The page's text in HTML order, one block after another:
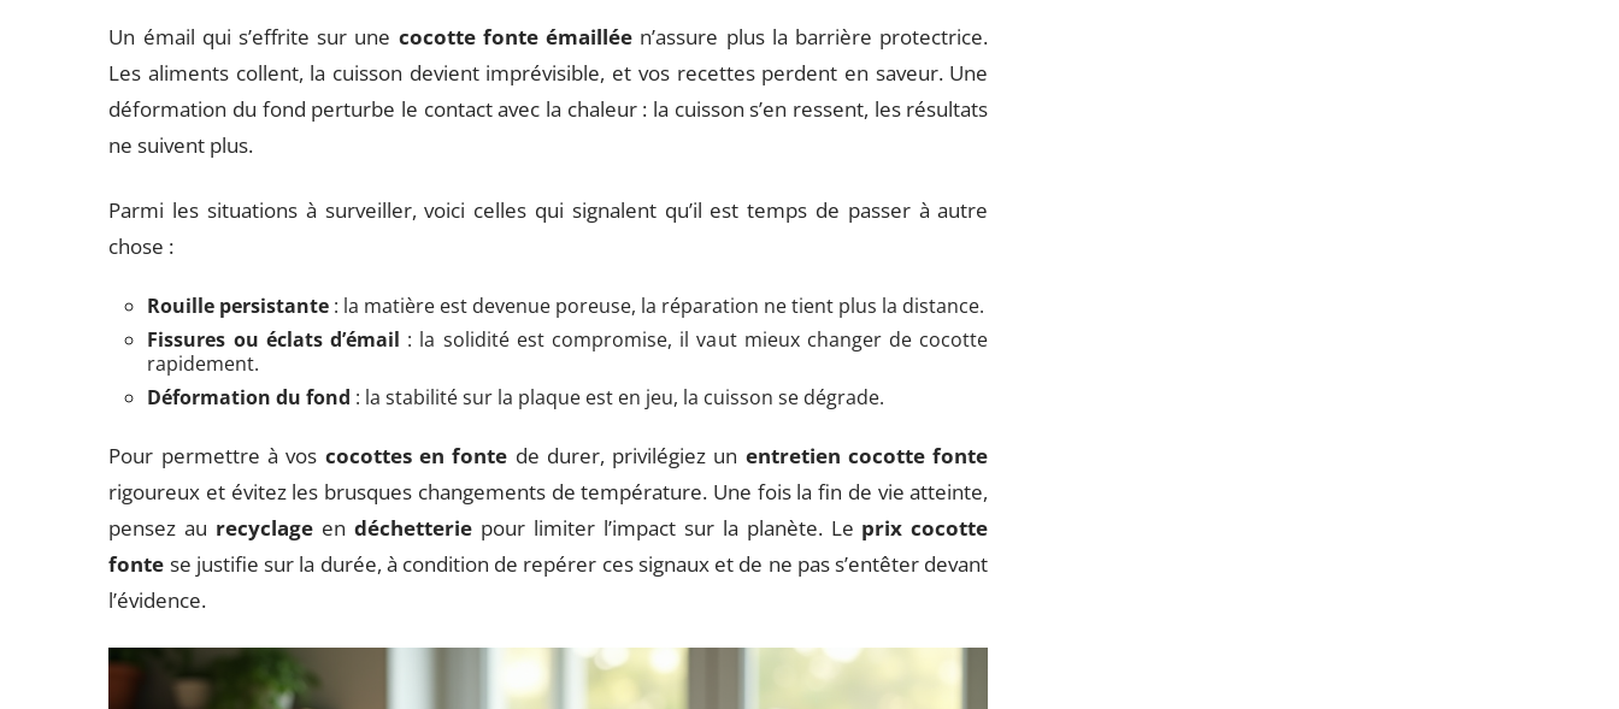
Un émail qui s’effrite sur une cocotte fonte émaillée n’assure plus la barrière protectrice.
Les aliments collent, la cuisson devient imprévisible, et vos recettes perdent en saveur. Une
déformation du fond perturbe le contact avec la chaleur : la cuisson s’en ressent, les résultats
ne suivent plus.
Parmi les situations à surveiller, voici celles qui signalent qu’il est temps de passer à autre
chose :
Rouille persistante : la matière est devenue poreuse, la réparation ne tient plus la distance.
Fissures ou éclats d’émail : la solidité est compromise, il vaut mieux changer de cocotte
rapidement.
Déformation du fond : la stabilité sur la plaque est en jeu, la cuisson se dégrade.
Pour permettre à vos cocottes en fonte de durer, privilégiez un entretien cocotte fonte
rigoureux et évitez les brusques changements de température. Une fois la fin de vie atteinte,
pensez au recyclage endéchetterie pour limiter l’impact sur la planète. Le prix cocotte
fonte se justifie sur la durée, à condition de repérer ces signaux et de ne pas s’entêter devant
l’évidence.